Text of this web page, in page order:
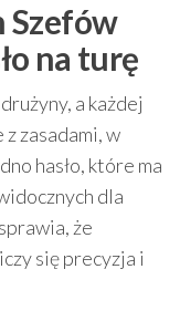
Szefów
na turę
a każdej
z zasadami, w
hasło, które ma
dla
że
się precyzja i